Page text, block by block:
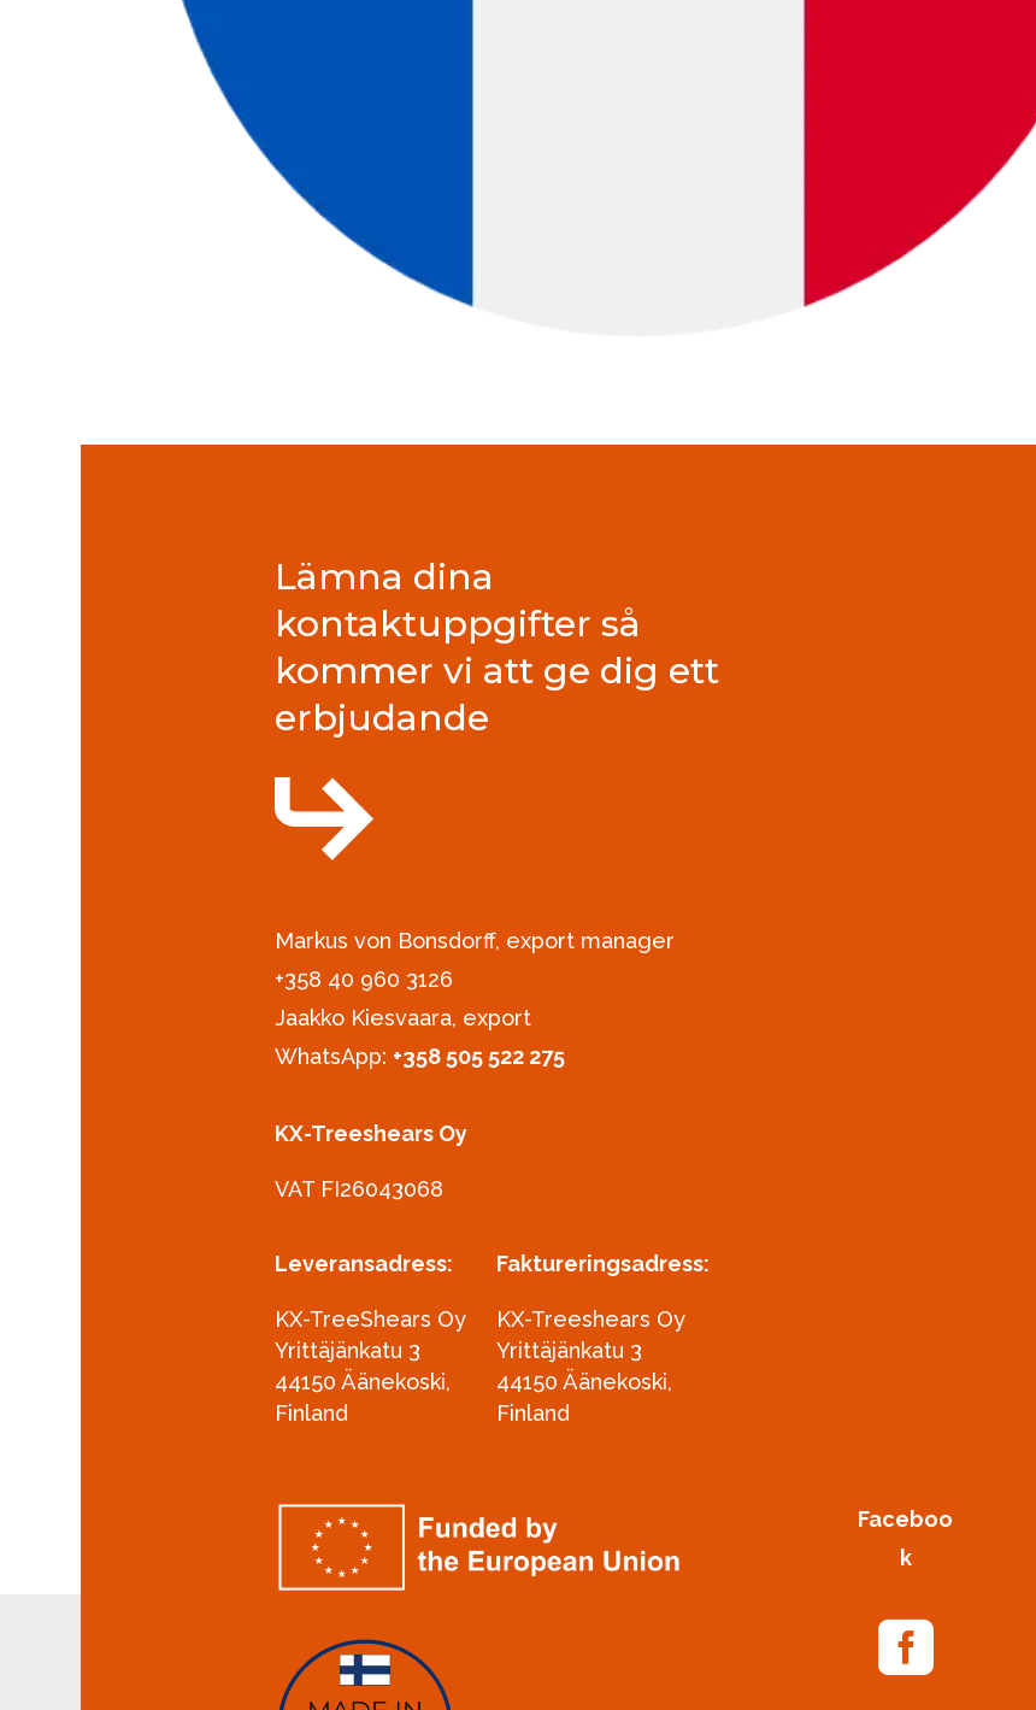
Lämna dina
kontaktuppgifter så
kommer vi att ge dig ett
erbjudande
Markus von Bonsdorff, export manager
+358 40 960 3126‪
Jaakko Kiesvaara, export
WhatsApp: +358 505 522 275
KX-Treeshears Oy
VAT FI26043068
Leveransadress:
KX-TreeShears Oy
Yrittäjänkatu 3
44150 Äänekoski,
Finland
Faktureringsadress:
KX-Treeshears Oy
Yrittäjänkatu 3
44150 Äänekoski,
Finland
Faceboo
k
